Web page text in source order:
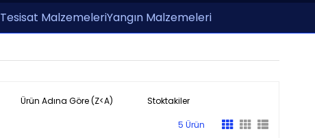
Tesisat MalzemeleriYangın Malzemeleri
Ürün Adına Göre (Z<A) Stoktakiler
5 Ürün